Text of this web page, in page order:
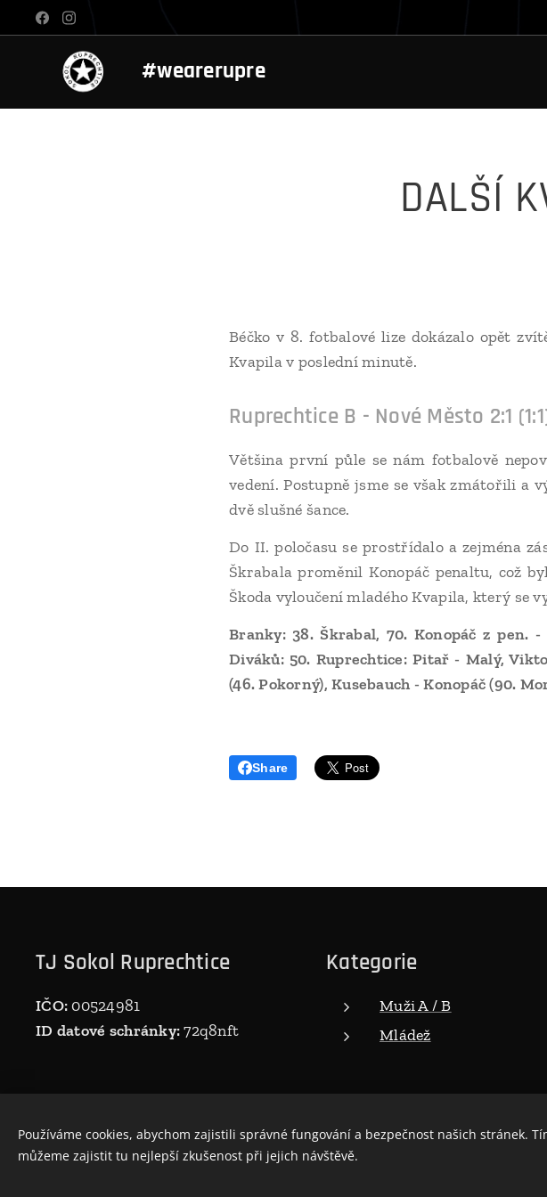
#wearerupre
DALŠÍ
Béčko v 8. fotbalové lize dokázalo opět
Kvapila v poslední minutě.
Ruprechtice B - Nové Město 2:1
Většina první půle se nám fotbalově
vedení. Postupně jsme se však zmátořili a
dvě slušné šance.
Do II. poločasu se prostřídalo a zejména
Škrabala proměnil Konopáč penaltu, což
Škoda vyloučení mladého Kvapila, který se
Branky: 38. Škrabal, 70. Konopáč z pen.
Diváků: 50. Ruprechtice: Pitař - Malý,
(46. Pokorný), Kusebauch - Konopáč (90.
Share
TJ Sokol Ruprechtice
IČO:00524981
ID datové schránky:72q8nft
Kategorie
Muži A / B
Mládež
Používáme cookies, abychom zajistili správné fungování a bezpečnost našich stránek.
můžeme zajistit tu nejlepší zkušenost při jejich návštěvě.